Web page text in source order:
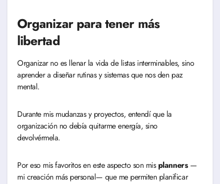
Organizar para tener más
libertad
Organizar no es llenar la vida de listas interminables, sino
aprender a diseñar rutinas y sistemas que nos den paz
mental.
Durante mis mudanzas y proyectos, entendí que la
organización no debía quitarme energía, sino
devolvérmela.
Por eso mis favoritos en este aspecto son mis planners—
mi creación más personal— que me permiten planificar